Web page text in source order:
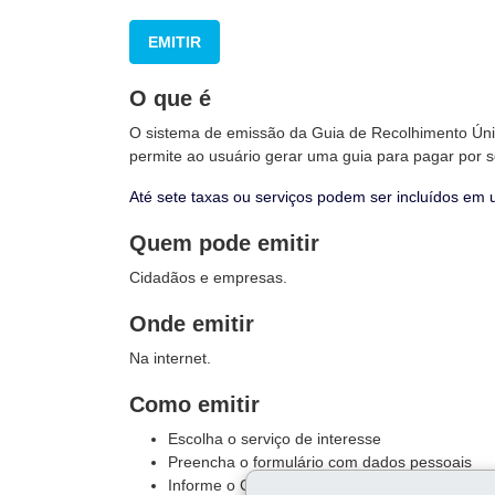
EMITIR
O que é
O sistema de emissão da Guia de Recolhimento
permite ao usuário gerar uma guia para pagar por
Até sete taxas ou serviços podem ser incluídos em
Quem pode emitir
Cidadãos e empresas.
Onde emitir
Na internet.
Como emitir
Escolha o serviço de interesse
Preencha o formulário com dados pessoais
Informe o Cadastro de Pessoa Física (CPF)